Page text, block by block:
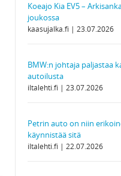
Koeajo Kia EV5 –
joukossa
kaasujalka.fi 23.07.2026
BMW:n johtaja paljastaa
autoilusta
iltalehti.fi 23.07.2026
Petrin auto on niin
käynnistää sitä
iltalehti.fi 22.07.2026